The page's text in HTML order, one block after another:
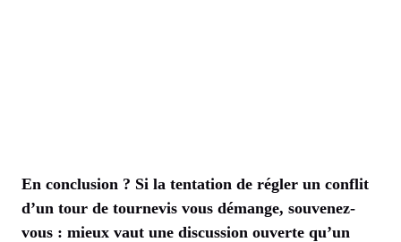
En conclusion ? Si la tentation de régler un conflit
d’un tour de tournevis vous démange, souvenez-
vous : mieux vaut une discussion ouverte qu’un